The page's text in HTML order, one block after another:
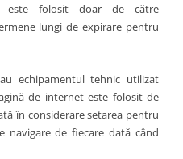
este folosit doar de către
lungi de expirare pentru
echipamentul tehnic utilizat
de internet este folosit de
în considerare setarea pentru
navigare de fiecare dată când